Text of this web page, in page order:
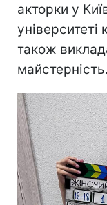
акторки у
університеті
також
майстерність.